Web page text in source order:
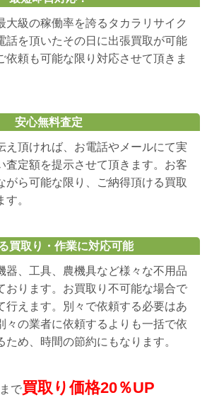
大級の稼働率を誇るタカラリサイク
話を頂いたその日に出張買取が可能
依頼も可能な限り対応させて頂きま
安心無料査定
え頂ければ、お電話やメールにて実
査定額を提示させて頂きます。お客
がら可能な限り、ご納得頂ける買取
。
買取り・作業に対応可能
器、工具、農機具など様々な不用品
おります。お買取り不可能な場合で
行えます。別々で依頼する必要はあ
々の業者に依頼するよりも一括で依
ため、時間の節約にもなります。
まで買取り価格20％UP